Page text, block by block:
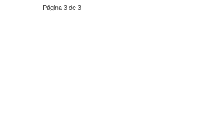
Página 3 de 3